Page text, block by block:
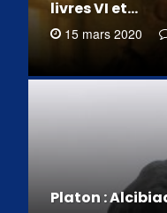
livres VI et…
15 mars 2020
Platon :